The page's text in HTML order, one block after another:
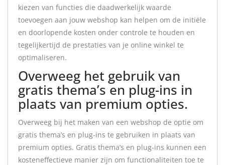
kiezen van functies die daadwerkelijk waarde
toevoegen aan jouw webshop kan helpen om de initiële
en doorlopende kosten onder controle te houden en
tegelijkertijd de prestaties van je online winkel te
optimaliseren.
Overweeg het gebruik van
gratis thema’s en plug-ins in
plaats van premium opties.
Overweeg bij het maken van een webshop de optie om
gratis thema’s en plug-ins te gebruiken in plaats van
premium opties. Gratis thema’s en plug-ins kunnen een
kosteneffectieve manier zijn om functionaliteiten toe te